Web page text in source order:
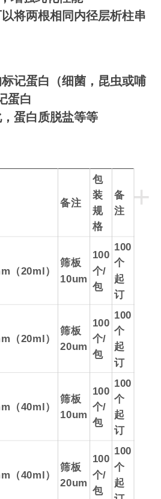
将两根相同内径层析柱串
记蛋白（细菌，昆虫或哺
蛋白
蛋白质脱盐等等
+
备注
包
装
规
格
备
注
（20ml）
筛板
10um
100
个/
包
100
个
起
订
（20ml）
筛板
20um
100
个/
包
100
个
起
订
（40ml）
筛板
10um
100
个/
包
100
个
起
订
（40ml）
筛板
20um
100
个/
包
100
个
起